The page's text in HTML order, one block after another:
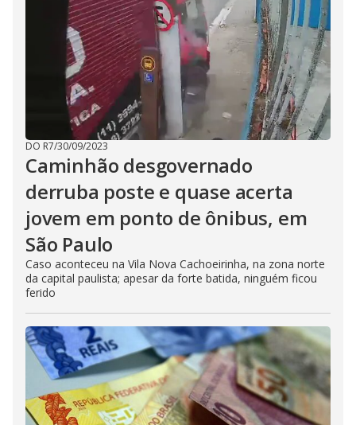
DO R7/30/09/2023
Caminhão desgovernado
derruba poste e quase acerta
jovem em ponto de ônibus, em
São Paulo
Caso aconteceu na Vila Nova Cachoeirinha, na zona norte
da capital paulista; apesar da forte batida, ninguém ficou
ferido